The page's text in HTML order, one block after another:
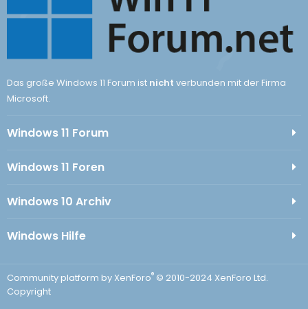
Das große Windows 11 Forum ist nicht verbunden mit der Firma
Microsoft.
Windows 11 Forum
Windows 11 Foren
Windows 10 Archiv
Windows Hilfe
Community platform by XenForo® © 2010-2024 XenForo Ltd.
Copyright